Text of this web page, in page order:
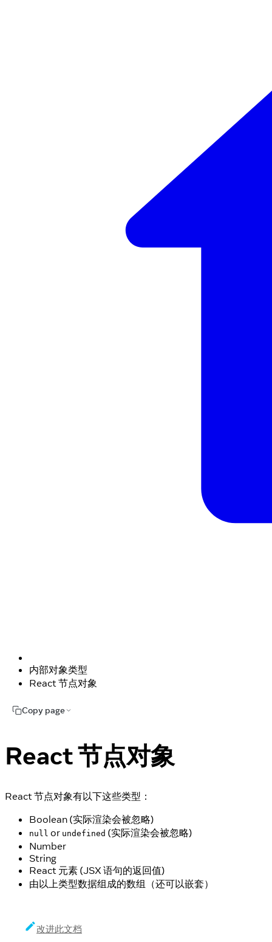
内部对象类型
React 节点对象
Copy page
React 节点对象
React 节点对象有以下这些类型：
Boolean (实际渲染会被忽略)
null or undefined (实际渲染会被忽略)
Number
String
React 元素 (JSX 语句的返回值)
由以上类型数据组成的数组（还可以嵌套）
改进此文档